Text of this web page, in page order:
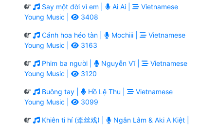
Say một đời vì em | Ai Ai |
Vietnamese
Young Music |
3408
Cánh hoa héo tàn | Mochiii |
Vietnamese
Young Music |
3163
Phim ba người | Nguyễn Vĩ |
Vietnamese
Young Music |
3120
Buông tay | Hồ Lệ Thu |
Vietnamese
Young Music |
3099
Khiên ti hí (牵丝戏) |
Ngân Lâm & Aki A Kiệt |